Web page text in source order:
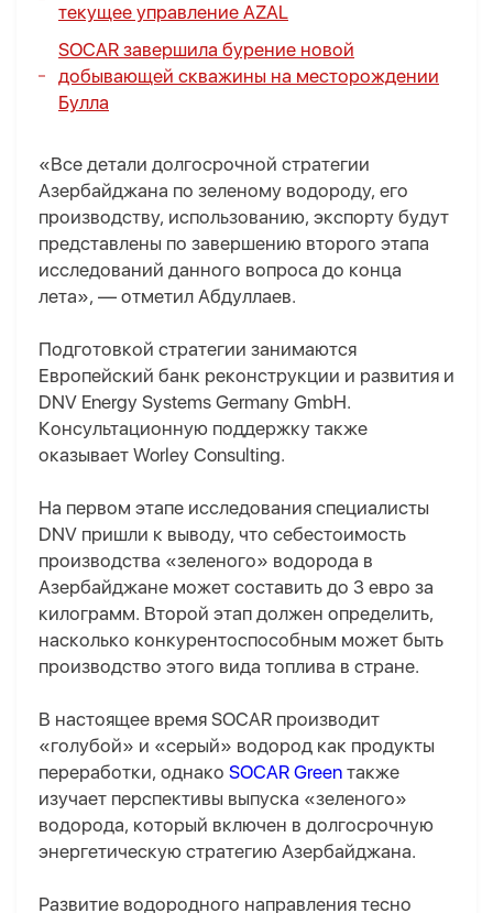
текущее управление AZAL
SOCAR завершила бурение новой
добывающей скважины на месторождении
Булла
«Все детали долгосрочной стратегии
Азербайджана по зеленому водороду, его
производству, использованию, экспорту будут
представлены по завершению второго этапа
исследований данного вопроса до конца
лета», — отметил Абдуллаев.
Подготовкой стратегии занимаются
Европейский банк реконструкции и развития и
DNV Energy Systems Germany GmbH.
Консультационную поддержку также
оказывает Worley Consulting.
На первом этапе исследования специалисты
DNV пришли к выводу, что себестоимость
производства «зеленого» водорода в
Азербайджане может составить до 3 евро за
килограмм. Второй этап должен определить,
насколько конкурентоспособным может быть
производство этого вида топлива в стране.
В настоящее время SOCAR производит
«голубой» и «серый» водород как продукты
переработки, однако SOCAR Green также
изучает перспективы выпуска «зеленого»
водорода, который включен в долгосрочную
энергетическую стратегию Азербайджана.
Развитие водородного направления тесно